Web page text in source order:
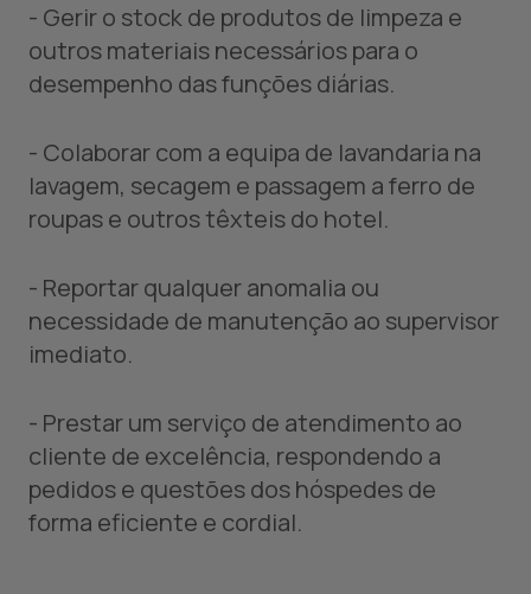
- Gerir o stock de produtos de limpeza e
outros materiais necessários para o
desempenho das funções diárias.
- Colaborar com a equipa de lavandaria na
lavagem, secagem e passagem a ferro de
roupas e outros têxteis do hotel.
- Reportar qualquer anomalia ou
necessidade de manutenção ao supervisor
imediato.
- Prestar um serviço de atendimento ao
cliente de excelência, respondendo a
pedidos e questões dos hóspedes de
forma eficiente e cordial.